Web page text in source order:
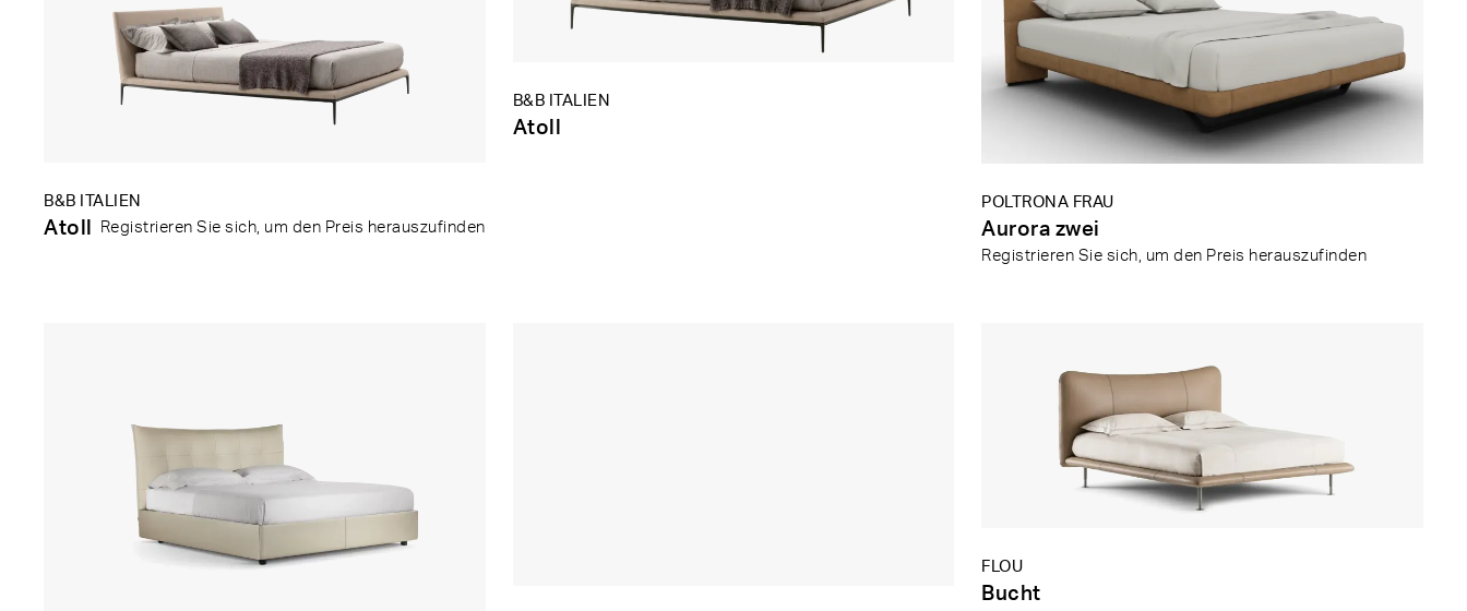
B&B ITALIEN
Atoll Registrieren Sie sich, um den Preis herauszufinden
B&B ITALIEN
Atoll
POLTRONA FRAU
Aurora zwei
Registrieren Sie sich, um den Preis herauszufinden
FLOU
Bucht